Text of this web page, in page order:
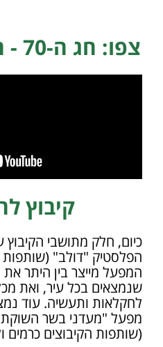
צפו: חג ה-70 - המופע המרכזי
קיבוץ
כיום, חלק מתושבי
הפלסטיק "דולב"
המפעל מייצר בין היתר
שנמצאים בכל עיר, ואת
לחקלאות ותעשיה. עוד
מפעל "מעדני בשר
(שותפות הקיבוצים כרמים